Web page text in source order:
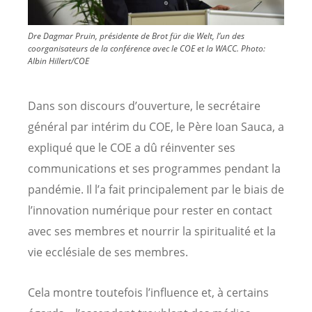
Dre Dagmar Pruin, présidente de Brot für die Welt, l’un des
coorganisateurs de la conférence avec le COE et la WACC. Photo:
Albin Hillert/COE
Dans son discours d’ouverture, le secrétaire
général par intérim du COE, le Père Ioan Sauca, a
expliqué que le COE a dû réinventer ses
communications et ses programmes pendant la
pandémie. Il l’a fait principalement par le biais de
l’innovation numérique pour rester en contact
avec ses membres et nourrir la spiritualité et la
vie ecclésiale de ses membres.
Cela montre toutefois l’influence et, à certains